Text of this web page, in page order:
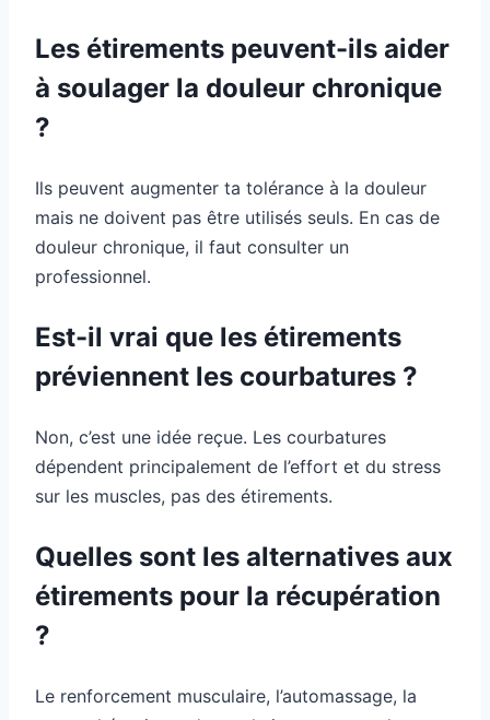
Les étirements peuvent-ils aider
à soulager la douleur chronique
?
Ils peuvent augmenter ta tolérance à la douleur
mais ne doivent pas être utilisés seuls. En cas de
douleur chronique, il faut consulter un
professionnel.
Est-il vrai que les étirements
préviennent les courbatures ?
Non, c’est une idée reçue. Les courbatures
dépendent principalement de l’effort et du stress
sur les muscles, pas des étirements.
Quelles sont les alternatives aux
étirements pour la récupération
?
Le renforcement musculaire, l’automassage, la